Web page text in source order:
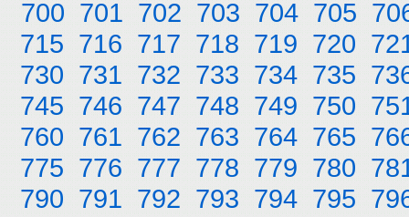
700 701 702 703 704 705
715 716 717 718 719 720
730 731 732 733 734 735
745 746 747 748 749 750
760 761 762 763 764 765
775 776 777 778 779 780
790 791 792 793 794 795